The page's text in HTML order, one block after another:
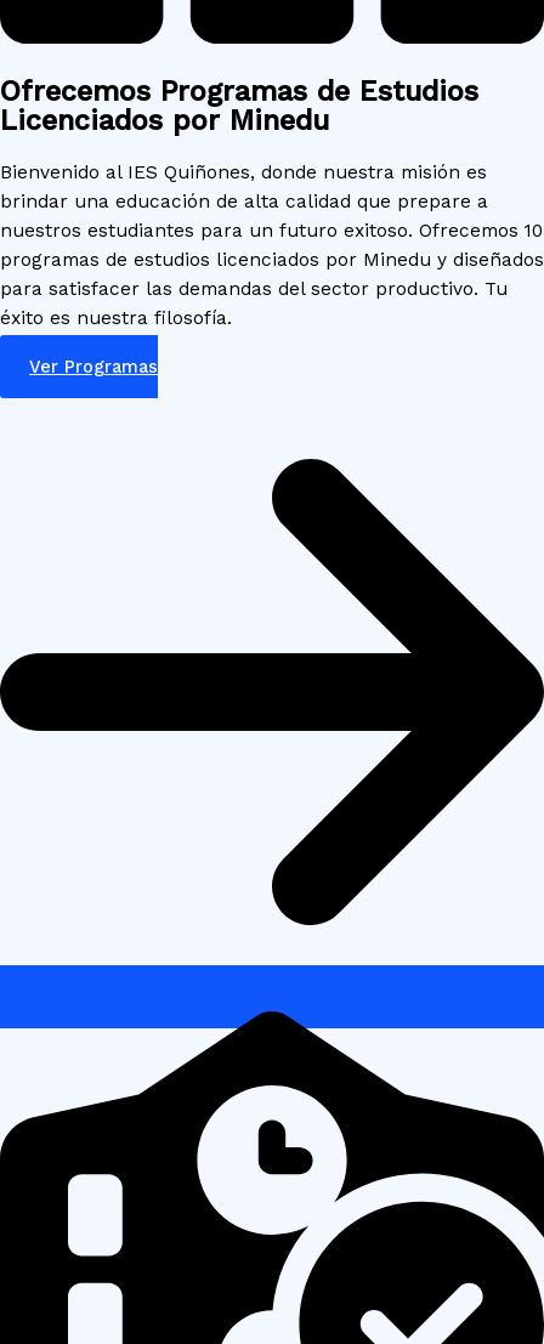
Ofrecemos Programas de Estudios
Licenciados por Minedu
Bienvenido al IES Quiñones, donde nuestra misión es
brindar una educación de alta calidad que prepare a
nuestros estudiantes para un futuro exitoso. Ofrecemos 10
programas de estudios licenciados por Minedu y diseñados
para satisfacer las demandas del sector productivo. Tu
éxito es nuestra filosofía.
Ver Programas